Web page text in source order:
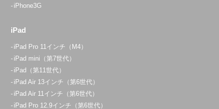
iPhone3G
iPad
iPad Pro 11インチ（M4）
iPad mini（第7世代）
iPad（第11世代）
iPad Air 13インチ（第6世代）
iPad Air 11インチ（第6世代）
iPad Pro 12.9インチ（第6世代）